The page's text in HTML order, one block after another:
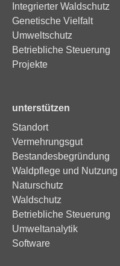
Integrierter Waldschutz
Genetische Vielfalt
Umweltschutz
Betriebliche Steuerung
Projekte
unterstützen
Standort
Vermehrungsgut
Bestandesbegründung
Waldpflege und Nutzung
Naturschutz
Waldschutz
Betriebliche Steuerung
Umweltanalytik
Software